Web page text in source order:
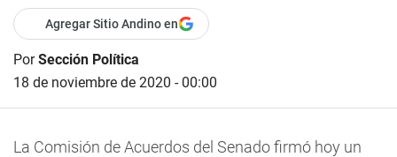
Agregar Sitio Andino en
PorSección Política
18 de noviembre de 2020 - 00:00
La Comisión de Acuerdos del Senado firmó hoy un